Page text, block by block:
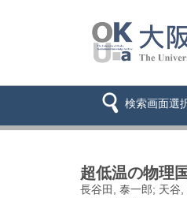
検索画面選
超低温の物理
長谷田, 泰一郎; 天谷